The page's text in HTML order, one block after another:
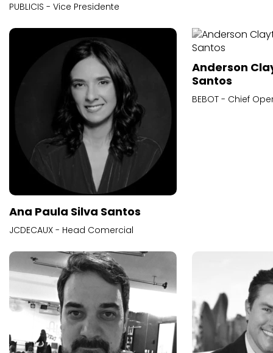
PUBLICIS - Vice Presidente
Ana Paula Silva Santos
JCDECAUX - Head Comercial
Anderson
Santos
BEBOT - Chief